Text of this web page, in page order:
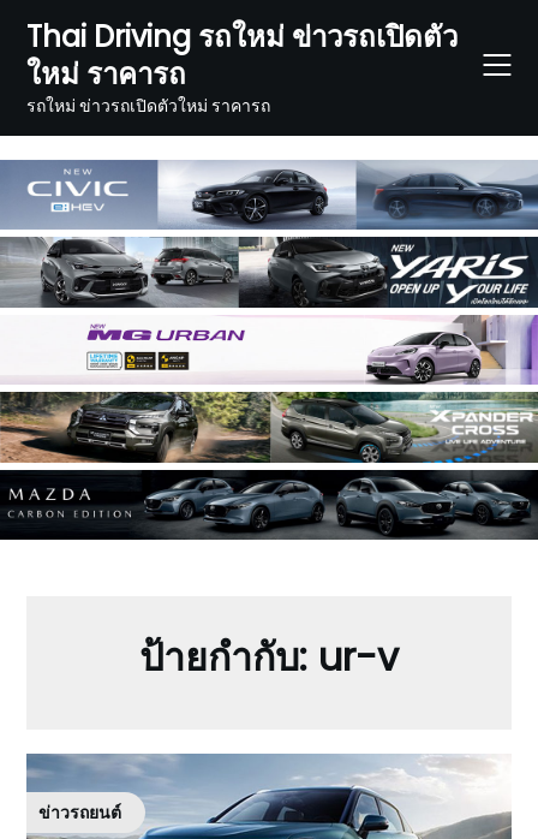
content
Thai Driving รถใหม่ ข่าวรถเปิดตัว
ใหม่ ราคารถ
รถใหม่ ข่าวรถเปิดตัวใหม่ ราคารถ
ป้ายกำกับ: ur-v
ข่าวรถยนต์